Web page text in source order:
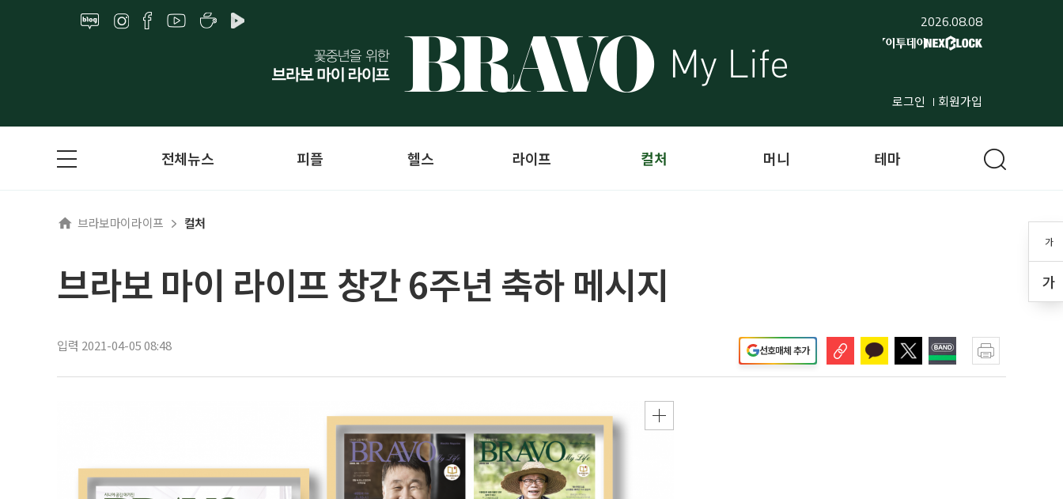
2026.08.08
로그인 회원가입
가
가
전체뉴스 피플 헬스 라이프 컬처 머니 테마
브라보마이라이프 컬처
브라보 마이 라이프 창간 6주년 축하 메시지
입력 2021-04-05 08:48 선호매체 추가